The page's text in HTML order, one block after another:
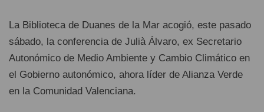
La Biblioteca de Duanes de la Mar acogió, este pasado
sábado, la conferencia de Julià Álvaro, ex Secretario
Autonómico de Medio Ambiente y Cambio Climático en
el Gobierno autonómico, ahora líder de Alianza Verde
en la Comunidad Valenciana.